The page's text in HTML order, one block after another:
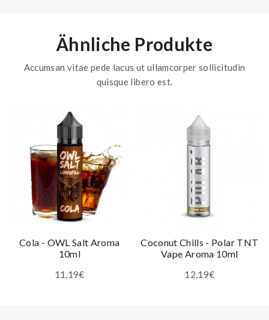
Ähnliche Produkte
Accumsan vitae pede lacus ut ullamcorper sollicitudin
quisque libero est.
Cola - OWL Salt Aroma
10ml
11,19€
Coconut Chills - Polar TNT
Vape Aroma 10ml
12,19€